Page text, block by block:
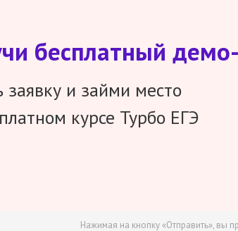
бесплатный
заявку и займи место
курсе Турбо ЕГЭ
Нажимая на кнопку «Отправить», вы